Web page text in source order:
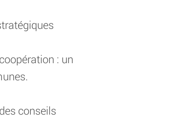
: un
conseils